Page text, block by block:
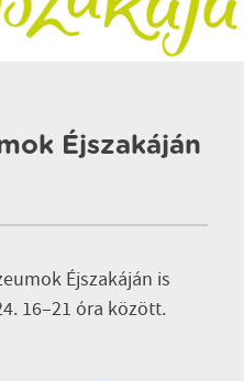
Éjszakáján
Éjszakáján is
16–21 óra között.